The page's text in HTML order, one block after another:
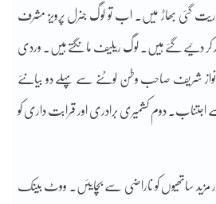
گئی بھاڑ میں۔ اب تو لوگ جنرل پرویز مشرف
کر دئیے گئے ہیں۔ لوگ ریلیف مانگتے ہیں۔ وردی
شریف صاحب وطن لوٹنے سے پہلے دو بیانئے
اجتناب۔ دوم کشمیری برادری اور قرابت داری کو
مزید ساتھیوں کو ناراضی سے بچایئں۔ ووٹ بینک